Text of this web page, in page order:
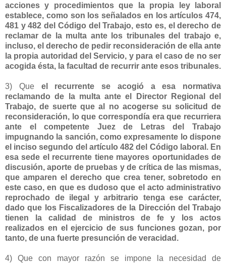
acciones y procedimientos que la propia ley laboral
establece, como son los señalados en los artículos 474,
481 y 482 del Código del Trabajo, esto es, el derecho de
reclamar de la multa ante los tribunales del trabajo e,
incluso, el derecho de pedir reconsideración de ella ante
la propia autoridad del Servicio, y para el caso de no ser
acogida ésta, la facultad de recurrir ante esos tribunales.
3) Que el recurrente se acogió a esa normativa
reclamando de la multa ante el Director Regional del
Trabajo, de suerte que al no acogerse su solicitud de
reconsideración, lo que correspondía era que recurriera
ante el competente Juez de Letras del Trabajo
impugnando la sanción, como expresamente lo dispone
el inciso segundo del artículo 482 del Código laboral. En
esa sede el recurrente tiene mayores oportunidades de
discusión, aporte de pruebas y de crítica de las mismas,
que amparen el derecho que crea tener, sobretodo en
este caso, en que es dudoso que el acto administrativo
reprochado de ilegal y arbitrario tenga ese carácter,
dado que los Fiscalizadores de la Dirección del Trabajo
tienen la calidad de ministros de fe y los actos
realizados en el ejercicio de sus funciones gozan, por
tanto, de una fuerte presunción de veracidad.
4) Que con mayor razón se impone la necesidad de